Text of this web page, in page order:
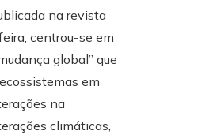
na revista
centrou-se em
global” que
em
na
climáticas,